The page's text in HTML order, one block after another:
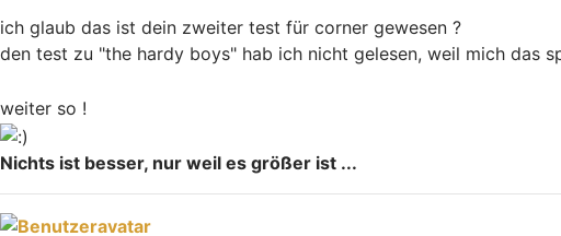
ich glaub das ist dein zweiter test für corner gewesen ?
den test zu "the hardy boys" hab ich nicht gelesen, weil mich das
weiter so !
Nichts ist besser, nur weil es größer ist ...